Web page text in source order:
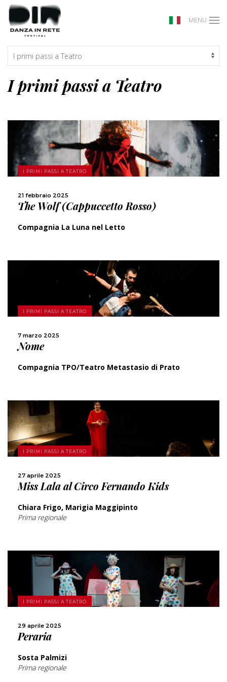
MENU
I primi passi a Teatro
I PRIMI PASSI A TEATRO
21 febbraio 2025
The Wolf (Cappuccetto Rosso)
Compagnia La Luna nel Letto
SCOPRI DI PIÙ
I PRIMI PASSI A TEATRO
7 marzo 2025
Nome
Compagnia TPO/Teatro Metastasio di Prato
SCOPRI DI PIÙ
I PRIMI PASSI A TEATRO
27 aprile 2025
Miss Lala al Circo Fernando Kids
Chiara Frigo, Marigia Maggipinto
Prima regionale
SCOPRI DI PIÙ
I PRIMI PASSI A TEATRO
29 aprile 2025
Peraria
Sosta Palmizi
Prima regionale
SCOPRI DI PIÙ